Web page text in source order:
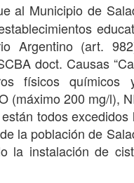
al Municipio de
Argentino (art.
doct. Causas
físicos químicos
(máximo 200 mg/l),
todos
la población de
la instalación de